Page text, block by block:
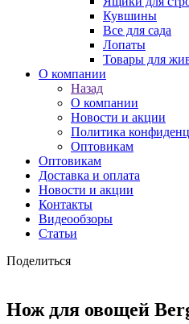
Кувшины
Все для сада
Лопаты
Товары для
О компании
Назад
О компании
Новости и акции
Политика
Оптовикам
Оптовикам
Доставка и оплата
Новости и акции
Контакты
Видеообзоры
Статьи
Поделиться
Нож для овощей